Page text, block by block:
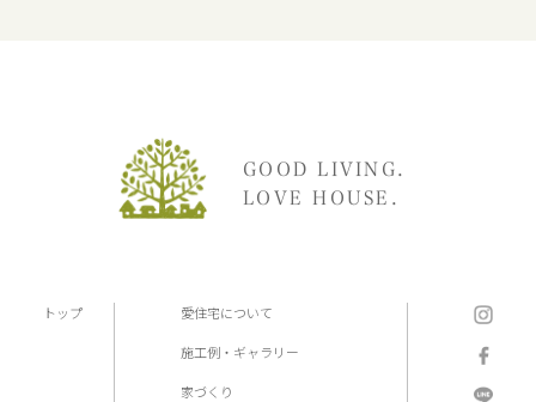
GOOD LIVING.
LOVE HOUSE.
トップ 愛住宅について
施工例・ギャラリー
家づくり